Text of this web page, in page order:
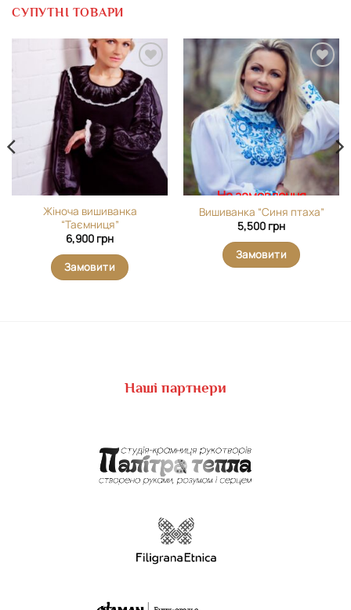
СУПУТНІ ТОВАРИ
Додати
виріб у
вибране
Жіноча вишиванка
“Таємниця”
6,900 грн
Замовити
Додати
виріб у
вибране
На замовлення
Вишиванка “Синя птаха”
5,500 грн
Замовити
Наші партнери